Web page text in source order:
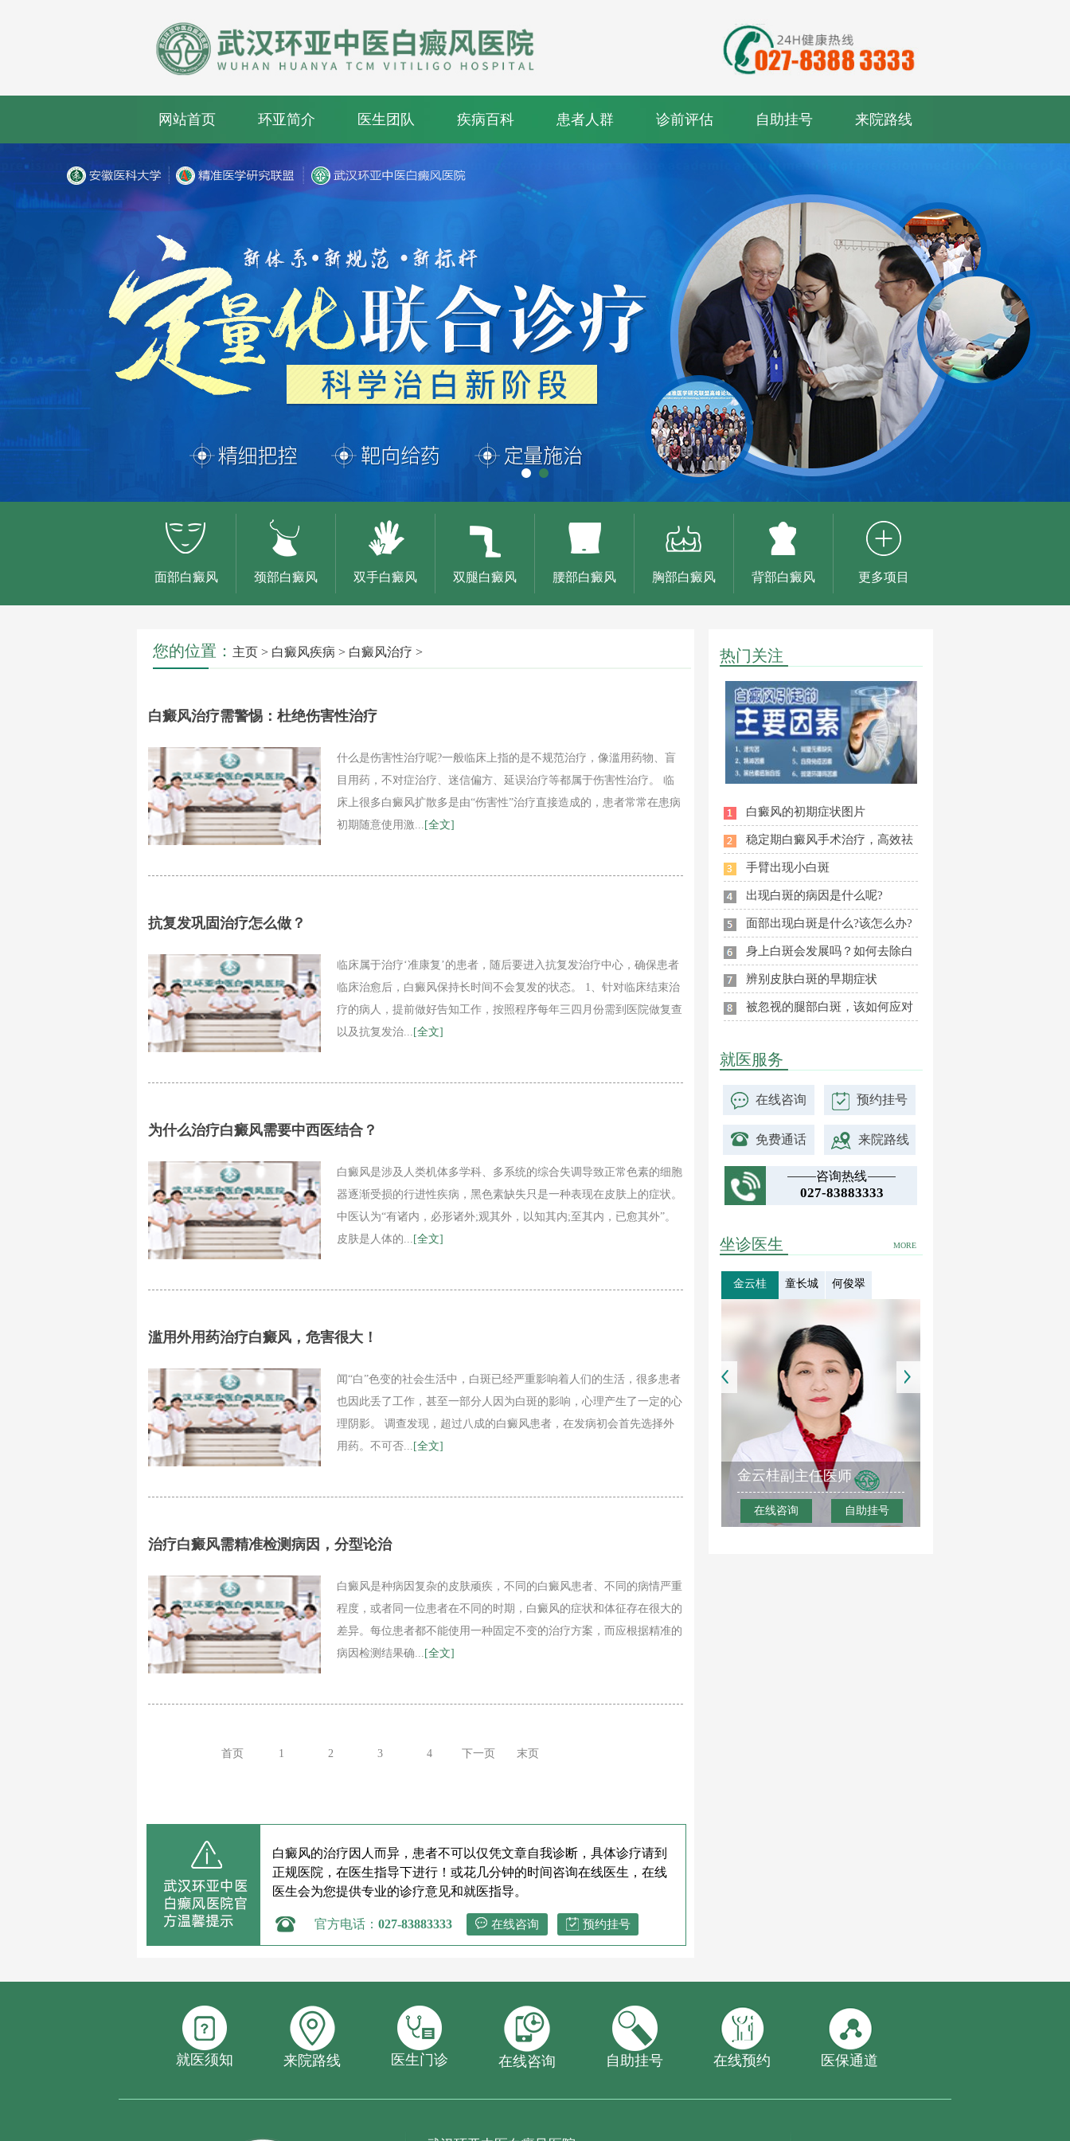
网站首页 环亚简介 医生团队 疾病百科 患者人群 诊前评估 自助挂号 来院路线
面部白癜风 颈部白癜风 双手白癜风 双腿白癜风 腰部白癜风 胸部白癜风 背部白癜风 更多项目
您的位置： 主页 > 白癜风疾病 > 白癜风治疗 >
白癜风治疗需警惕：杜绝伤害性治疗
什么是伤害性治疗呢?一般临床上指的是不规范治疗，像滥用药物、盲
目用药，不对症治疗、迷信偏方、延误治疗等都属于伤害性治疗。 临
床上很多白癜风扩散多是由“伤害性”治疗直接造成的，患者常常在患病
初期随意使用激... [全文]
抗复发巩固治疗怎么做？
临床属于治疗‘准康复’的患者，随后要进入抗复发治疗中心，确保患者
临床治愈后，白癜风保持长时间不会复发的状态。 1、针对临床结束治
疗的病人，提前做好告知工作，按照程序每年三四月份需到医院做复查
以及抗复发治... [全文]
为什么治疗白癜风需要中西医结合？
白癜风是涉及人类机体多学科、多系统的综合失调导致正常色素的细胞
器逐渐受损的行进性疾病，黑色素缺失只是一种表现在皮肤上的症状。
中医认为“有诸内，必形诸外;观其外，以知其内;至其内，已愈其外”。
皮肤是人体的... [全文]
滥用外用药治疗白癜风，危害很大！
闻“白”色变的社会生活中，白斑已经严重影响着人们的生活，很多患者
也因此丢了工作，甚至一部分人因为白斑的影响，心理产生了一定的心
理阴影。 调查发现，超过八成的白癜风患者，在发病初会首先选择外
用药。不可否... [全文]
治疗白癜风需精准检测病因，分型论治
白癜风是种病因复杂的皮肤顽疾，不同的白癜风患者、不同的病情严重
程度，或者同一位患者在不同的时期，白癜风的症状和体征存在很大的
差异。每位患者都不能使用一种固定不变的治疗方案，而应根据精准的
病因检测结果确... [全文]
首页 1 2 3 4 下一页 末页
白癜风的治疗因人而异，患者不可以仅凭文章自我诊断，具体诊疗请到
正规医院，在医生指导下进行！或花几分钟的时间咨询在线医生，在线
医生会为您提供专业的诊疗意见和就医指导。
官方电话： 027-83883333 在线咨询 预约挂号
热门关注
白癜风的初期症状图片
稳定期白癜风手术治疗，高效祛
手臂出现小白斑
出现白斑的病因是什么呢?
面部出现白斑是什么?该怎么办?
身上白斑会发展吗？如何去除白
辨别皮肤白斑的早期症状
被忽视的腿部白斑，该如何应对
就医服务
在线咨询 预约挂号
免费通话 来院路线
咨询热线
027-83883333
MORE
坐诊医生
金云桂 童长城 何俊翠
金云桂副主任医师
在线咨询 自助挂号
就医须知 来院路线 医生门诊 在线咨询 自助挂号 在线预约 医保通道